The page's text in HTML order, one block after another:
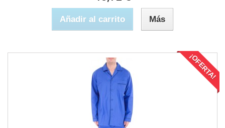
Añadir al carrito Más
¡OFERTA!